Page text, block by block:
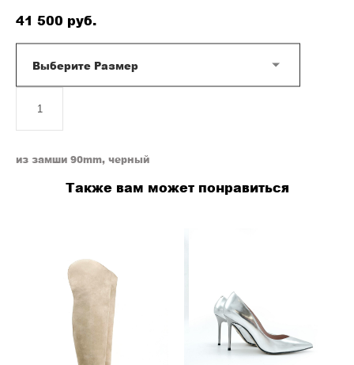
41 500 pуб.
Выберите Размер
из замши 90mm, черный
Также вам может понравиться